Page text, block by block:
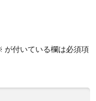
が付いている欄は必須項